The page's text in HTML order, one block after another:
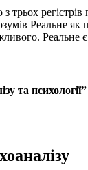
Реальне як
Реальне
та психології”